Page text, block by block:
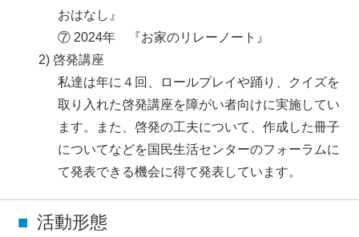
おはなし』
⑦ 2024年 『お家のリレーノート』
啓発講座
私達は年に４回、ロールプレイや踊り、クイズを
取り入れた啓発講座を障がい者向けに実施してい
ます。また、啓発の工夫について、作成した冊子
についてなどを国民生活センターのフォーラムに
て発表できる機会に得て発表しています。
活動形態